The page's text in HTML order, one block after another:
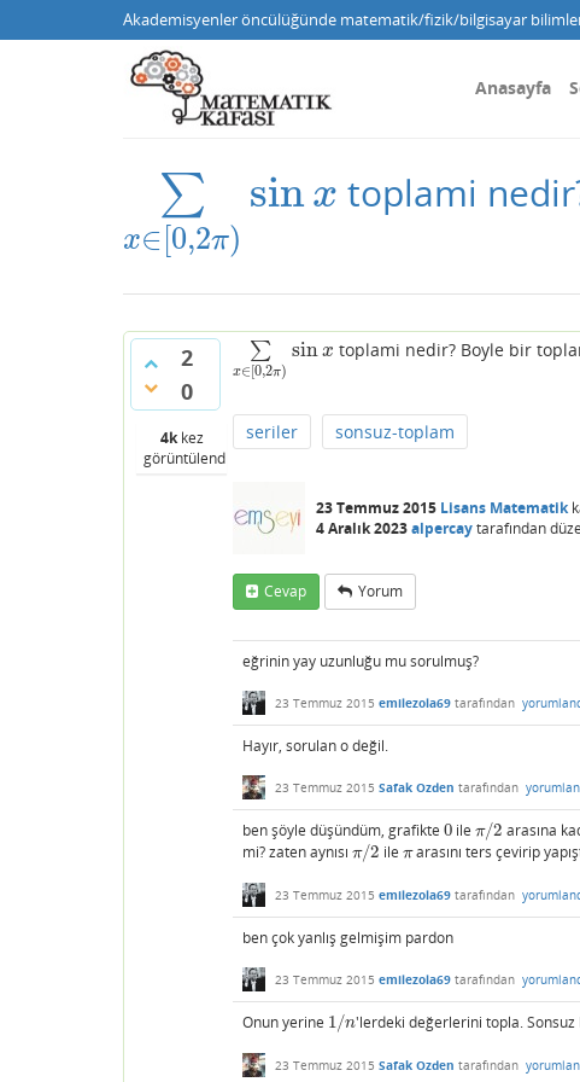
Akademisyenler öncülüğünde matematik/fizik/bilgisayar
Anasayfa
∑
x∈[0,2π)
sin x
x∈[ 2π)sin x
toplami
2
0
4kkez
görüntülendi
∑
x∈ [0,2π)
sinx
x∈[ 2π)sin xtoplami nedir? Boyle bir
seriler sonsuz-toplam
23 Temmuz 2015 Lisans Matematik
4 Aralık 2023alpercaytarafından
Cevap Yorum
eğrinin yay uzunluğu mu sorulmuş?
23 Temmuz 2015 emilezola69 tarafından
Hayır, sorulan o değil.
23 Temmuz 2015 Safak Ozden tarafından
ben şöyle düşündüm, grafikte 0
0 ileπ/2
π/2 arasına
mi? zaten aynısı π/2
π/2 ile π
πarasını ters çevirip
23 Temmuz 2015 emilezola69 tarafından
ben çok yanlış gelmişim pardon
23 Temmuz 2015 emilezola69 tarafından
Onun yerine 1/n
1/n 'lerdeki değerlerini topla. Sonsuz
23 Temmuz 2015 Safak Ozden tarafından